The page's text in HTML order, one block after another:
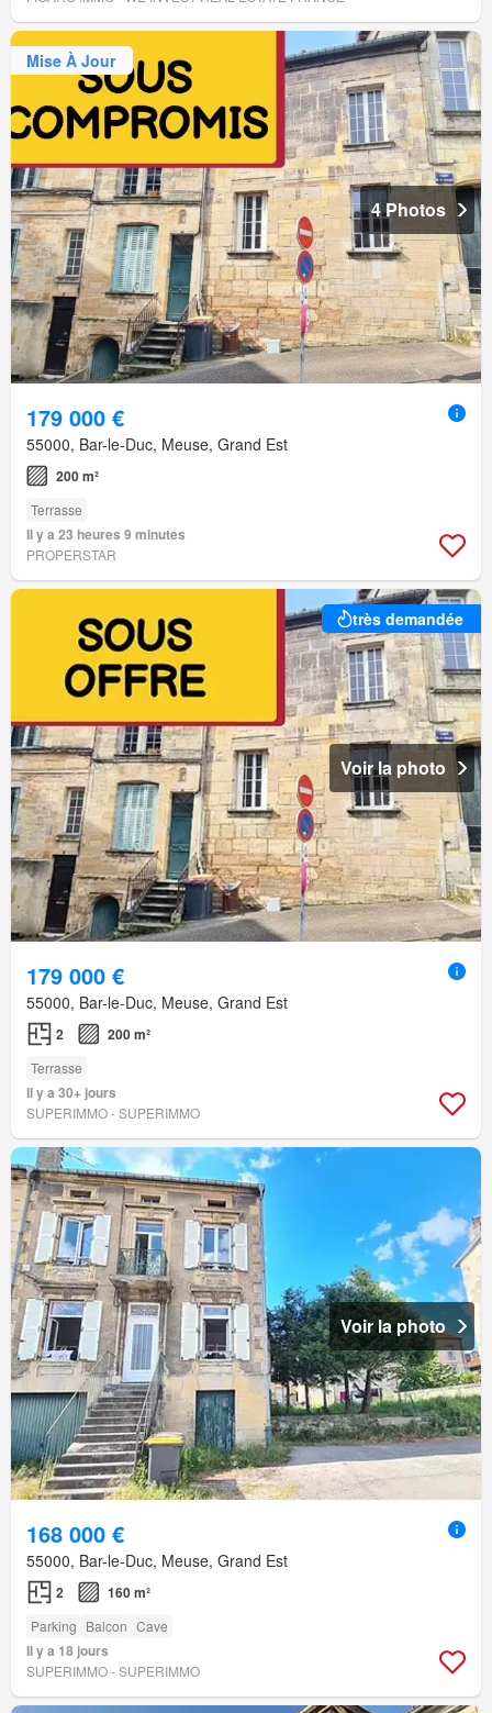
Mise À Jour
4 Photos
179 000 €
55000, Bar-le-Duc, Meuse, Grand Est
200 m²
Terrasse
Il y a 23 heures 9 minutes
PROPERSTAR
très demandée
Voir la photo
179 000 €
55000, Bar-le-Duc, Meuse, Grand Est
2 200 m²
Terrasse
Il y a 30+ jours
SUPERIMMO - SUPERIMMO
Voir la photo
168 000 €
55000, Bar-le-Duc, Meuse, Grand Est
2 160 m²
Parking Balcon Cave
Il y a 18 jours
SUPERIMMO - SUPERIMMO